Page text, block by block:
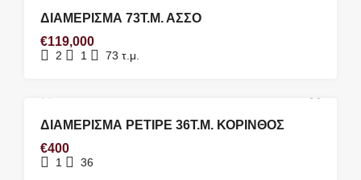
ΔΙΑΜΕΡΙΣΜΑ 73Τ.Μ. ΑΣΣΟ
€119,000
2 1 73 τ.μ.
ΕΝΟΙΚΊΑΣΗ #0142
ΔΙΑΜΕΡΙΣΜΑ ΡΕΤΙΡΕ 36Τ.Μ. ΚΟΡΙΝΘΟΣ
€400
1 36